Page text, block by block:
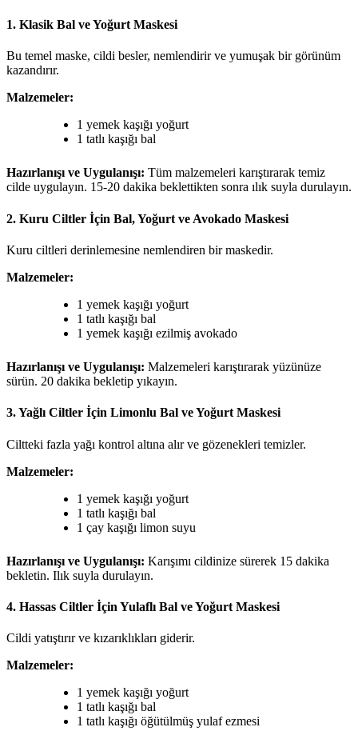
1. Klasik Bal ve Yoğurt Maskesi
Bu temel maske, cildi besler, nemlendirir ve yumuşak bir görünüm
kazandırır.
Malzemeler:
1 yemek kaşığı yoğurt
1 tatlı kaşığı bal
Hazırlanışı ve Uygulanışı: Tüm malzemeleri karıştırarak temiz
cilde uygulayın. 15-20 dakika beklettikten sonra ılık suyla durulayın.
2. Kuru Ciltler İçin Bal, Yoğurt ve Avokado Maskesi
Kuru ciltleri derinlemesine nemlendiren bir maskedir.
Malzemeler:
1 yemek kaşığı yoğurt
1 tatlı kaşığı bal
1 yemek kaşığı ezilmiş avokado
Hazırlanışı ve Uygulanışı: Malzemeleri karıştırarak yüzünüze
sürün. 20 dakika bekletip yıkayın.
3. Yağlı Ciltler İçin Limonlu Bal ve Yoğurt Maskesi
Ciltteki fazla yağı kontrol altına alır ve gözenekleri temizler.
Malzemeler:
1 yemek kaşığı yoğurt
1 tatlı kaşığı bal
1 çay kaşığı limon suyu
Hazırlanışı ve Uygulanışı: Karışımı cildinize sürerek 15 dakika
bekletin. Ilık suyla durulayın.
4. Hassas Ciltler İçin Yulaflı Bal ve Yoğurt Maskesi
Cildi yatıştırır ve kızarıklıkları giderir.
Malzemeler:
1 yemek kaşığı yoğurt
1 tatlı kaşığı bal
1 tatlı kaşığı öğütülmüş yulaf ezmesi